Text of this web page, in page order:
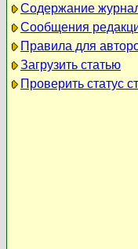
Содержание
Сообщения
Правила для
Загрузить статью
Проверить статус